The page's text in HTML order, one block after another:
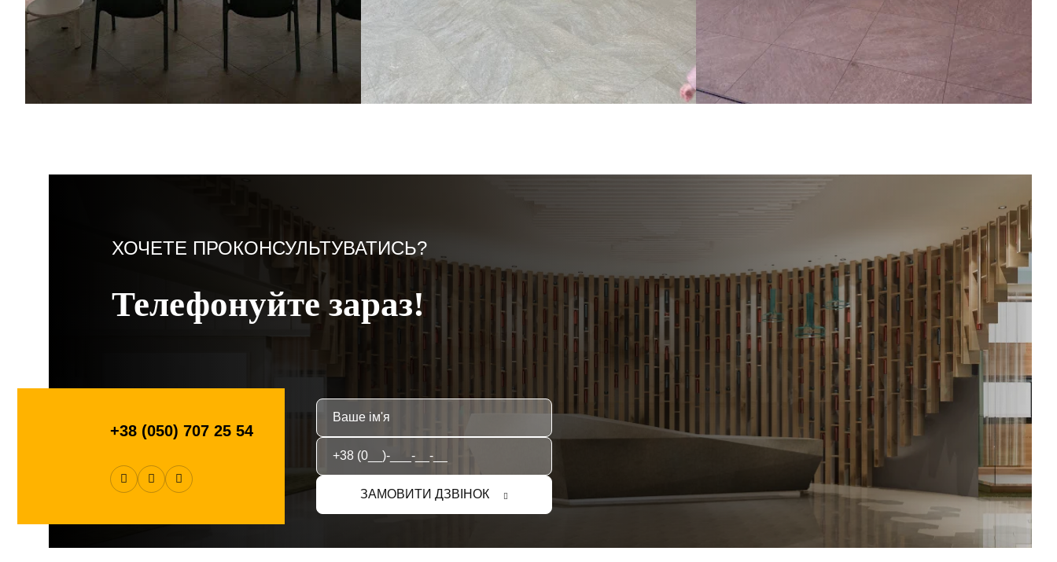
ХОЧЕТЕ ПРОКОНСУЛЬТУВАТИСЬ?
Телефонуйте зараз!
+38 (050) 707 25 54
ЗАМОВИТИ ДЗВІНОК